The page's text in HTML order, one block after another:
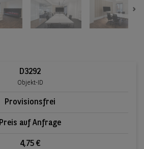
D3292
Objekt-ID
Provisionsfrei
Preis auf Anfrage
4,75 €